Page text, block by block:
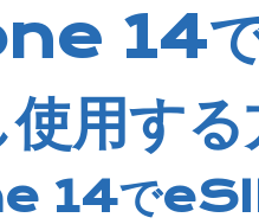
14
用す
14で